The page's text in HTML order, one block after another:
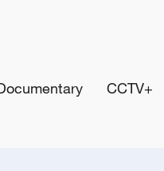
CCTV+